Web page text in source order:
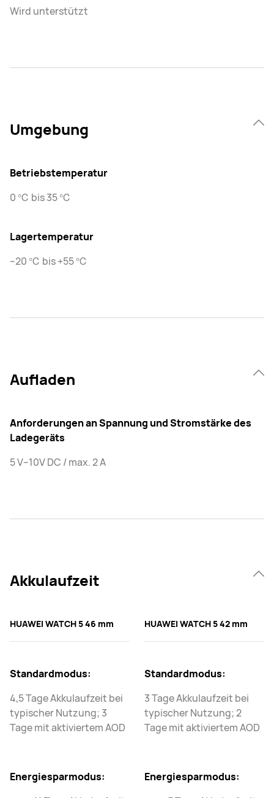
Wird unterstützt
Umgebung
Betriebstemperatur
0 ℃ bis 35 ℃
Lagertemperatur
–20 ℃ bis +55 ℃
Aufladen
Anforderungen an Spannung und Stromstärke des
Ladegeräts
5 V–10V DC / max. 2 A
Akkulaufzeit
HUAWEI WATCH 5 46 mm
Standardmodus:
4,5 Tage Akkulaufzeit bei
typischer Nutzung; 3
Tage mit aktiviertem AOD
Energiesparmodus:
HUAWEI WATCH 5 42 mm
Standardmodus:
3 Tage Akkulaufzeit bei
typischer Nutzung; 2
Tage mit aktiviertem AOD
Energiesparmodus: